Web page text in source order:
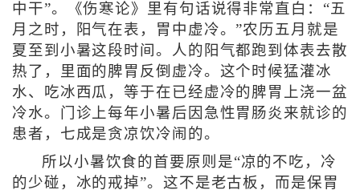
中干”。《伤寒论》里有句话说得非常直白：“五
月之时，阳气在表，胃中虚冷。”农历五月就是
夏至到小暑这段时间。人的阳气都跑到体表去散
热了，里面的脾胃反倒虚冷。这个时候猛灌冰
水、吃冰西瓜，等于在已经虚冷的脾胃上浇一盆
冷水。门诊上每年小暑后因急性胃肠炎来就诊的
患者，七成是贪凉饮冷闹的。
所以小暑饮食的首要原则是“凉的不吃，冷
的少碰，冰的戒掉”。这不是老古板，而是保胃